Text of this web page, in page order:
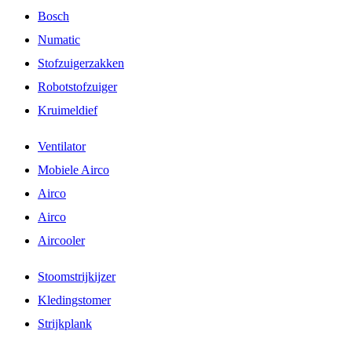
Bosch
Numatic
Stofzuigerzakken
Robotstofzuiger
Kruimeldief
Ventilator
Mobiele Airco
Airco
Airco
Aircooler
Stoomstrijkijzer
Kledingstomer
Strijkplank